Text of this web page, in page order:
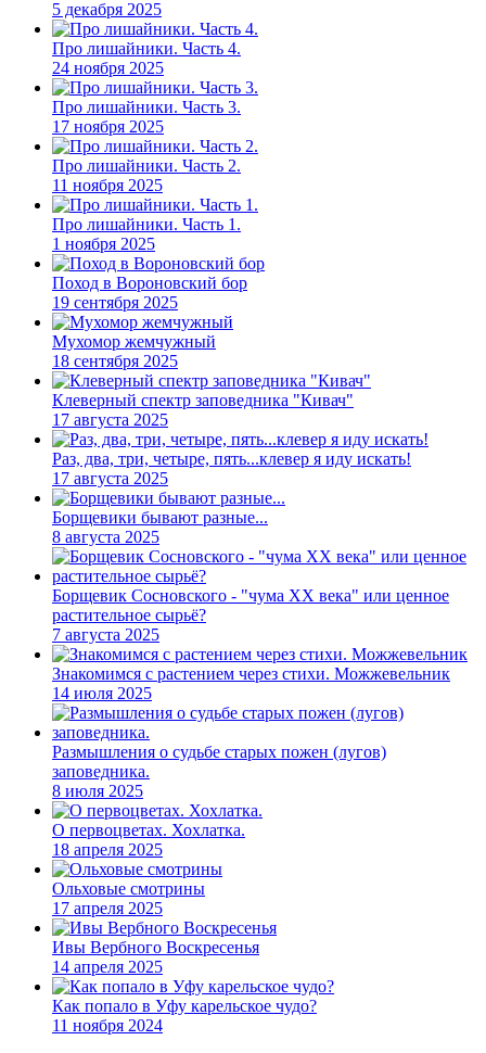
5 декабря 2025
Про лишайники. Часть 4.
24 ноября 2025
Про лишайники. Часть 3.
17 ноября 2025
Про лишайники. Часть 2.
11 ноября 2025
Про лишайники. Часть 1.
1 ноября 2025
Поход в Вороновский бор
19 сентября 2025
Мухомор жемчужный
18 сентября 2025
Клеверный спектр заповедника "Кивач"
17 августа 2025
Раз, два, три, четыре, пять...клевер я иду искать!
17 августа 2025
Борщевики бывают разные...
8 августа 2025
Борщевик Сосновского - "чума XX века" или ценное
растительное сырьё?
7 августа 2025
Знакомимся с растением через стихи. Можжевельник
14 июля 2025
Размышления о судьбе старых пожен (лугов)
заповедника.
8 июля 2025
О первоцветах. Хохлатка.
18 апреля 2025
Ольховые смотрины
17 апреля 2025
Ивы Вербного Воскресенья
14 апреля 2025
Как попало в Уфу карельское чудо?
11 ноября 2024